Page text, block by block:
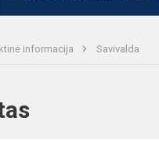
informacija Savivalda